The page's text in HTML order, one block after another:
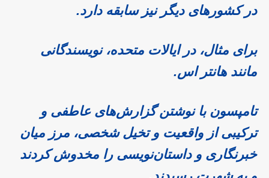
در کشورهای دیگر نیز سابقه دارد.
برای مثال، در ایالات متحده، نویسندگانی
مانند هانتر اس.
تامپسون با نوشتن گزارش‌های عاطفی و
ترکیبی از واقعیت و تخیل شخصی، مرز میان
خبرنگاری و داستان‌نویسی را مخدوش کردند